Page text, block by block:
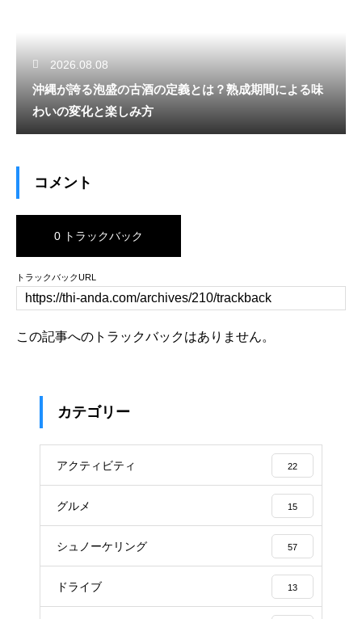
2026.08.08
沖縄が誇る泡盛の古酒の定義とは？熟成期間による味
わいの変化と楽しみ方
コメント
0 トラックバック
トラックバックURL
この記事へのトラックバックはありません。
カテゴリー
アクティビティ 22
グルメ 15
シュノーケリング 57
ドライブ 13